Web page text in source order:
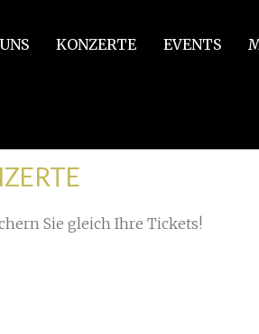
KONZERTE EVENTS
Sie gleich Ihre Tickets!